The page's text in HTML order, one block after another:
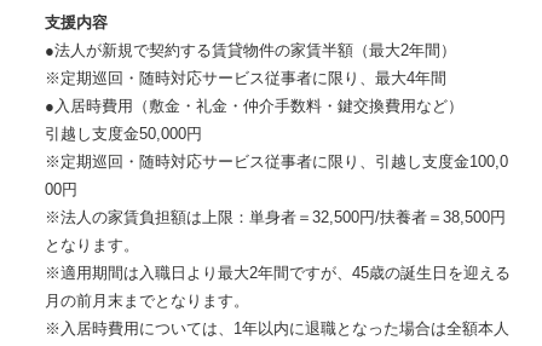
支援内容
●法人が新規で契約する賃貸物件の家賃半額（最大2年間）
※定期巡回・随時対応サービス従事者に限り、最大4年間
●入居時費用（敷金・礼金・仲介手数料・鍵交換費用など）
引越し支度金50,000円
※定期巡回・随時対応サービス従事者に限り、引越し支度金100,0
00円
※法人の家賃負担額は上限：単身者＝32,500円/扶養者＝38,500円
となります。
※適用期間は入職日より最大2年間ですが、45歳の誕生日を迎える
月の前月末までとなります。
※入居時費用については、1年以内に退職となった場合は全額本人